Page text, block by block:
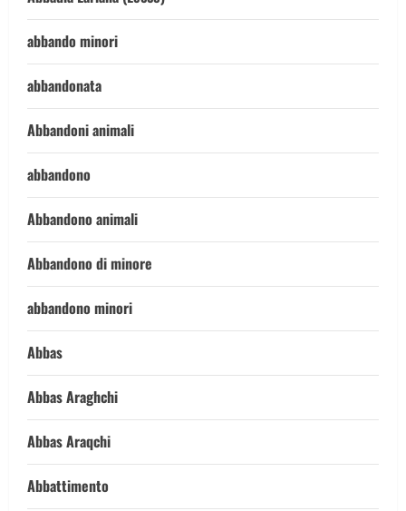
abbando minori
abbandonata
Abbandoni animali
abbandono
Abbandono animali
Abbandono di minore
abbandono minori
Abbas
Abbas Araghchi
Abbas Araqchi
Abbattimento